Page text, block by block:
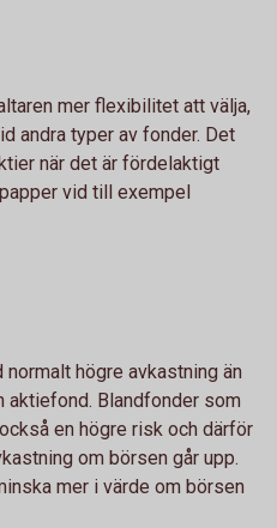
mer flexibilitet att välja,
andra typer av fonder. Det
när det är fördelaktigt
vid till exempel
högre avkastning än
aktiefond. Blandfonder som
en högre risk och därför
om börsen går upp.
mer i värde om börsen